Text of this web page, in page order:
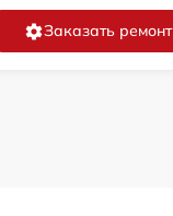
Заказать ремонт